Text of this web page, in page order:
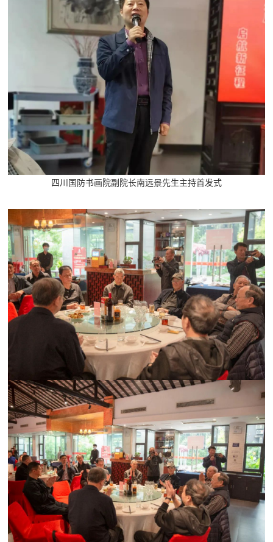
动
国
防
员
人
民
防
空
人
民
空
国
智
库
国
防
智
库
英
雄
模
范
雄
模
范
退
役
军
人
退
四川国防书画院副院长南远景先生主持首发式